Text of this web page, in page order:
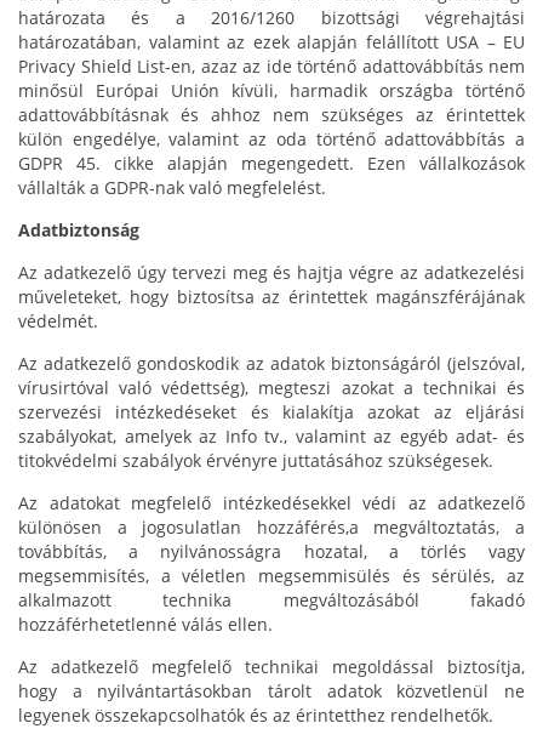
határozata és a 2016/1260 bizottsági végrehajtási
határozatában, valamint az ezek alapján felállított USA – EU
Privacy Shield List-en, azaz az ide történő adattovábbítás nem
minősül Európai Unión kívüli, harmadik országba történő
adattovábbításnak és ahhoz nem szükséges az érintettek
külön engedélye, valamint az oda történő adattovábbítás a
GDPR 45. cikke alapján megengedett. Ezen vállalkozások
vállalták a GDPR-nak való megfelelést.
Adatbiztonság
Az adatkezelő úgy tervezi meg és hajtja végre az adatkezelési
műveleteket, hogy biztosítsa az érintettek magánszférájának
védelmét.
Az adatkezelő gondoskodik az adatok biztonságáról (jelszóval,
vírusirtóval való védettség), megteszi azokat a technikai és
szervezési intézkedéseket és kialakítja azokat az eljárási
szabályokat, amelyek az Info tv., valamint az egyéb adat- és
titokvédelmi szabályok érvényre juttatásához szükségesek.
Az adatokat megfelelő intézkedésekkel védi az adatkezelő
különösen a jogosulatlan hozzáférés,a megváltoztatás, a
továbbítás, a nyilvánosságra hozatal, a törlés vagy
megsemmisítés, a véletlen megsemmisülés és sérülés, az
alkalmazott technika megváltozásából fakadó
hozzáférhetetlenné válás ellen.
Az adatkezelő megfelelő technikai megoldással biztosítja,
hogy a nyilvántartásokban tárolt adatok közvetlenül ne
legyenek összekapcsolhatók és az érintetthez rendelhetők.